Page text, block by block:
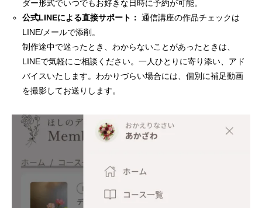
ダー形式でいつでもお好きな日時に予約が可能。
公式LINEによる直接サポート： 通信講座の作品チェックは
LINE/メールで添削。
制作途中で迷ったとき、わからないことがあったときは、
LINEで気軽にご相談ください。一人ひとりに寄り添い、アド
バイスいたします。わかりづらい場合には、個別に補足動画
を撮影してお送りします。